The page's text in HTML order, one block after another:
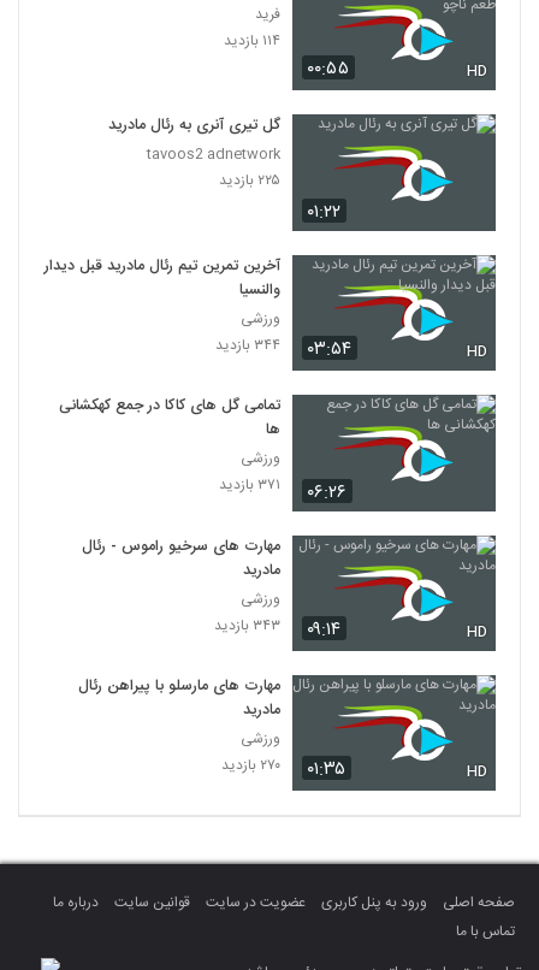
۰۰:۵۵ HD
فرید
۱۱۴ بازدید
۰۱:۲۲
گل تیری آنری به رئال مادرید
tavoos2 adnetwork
۲۲۵ بازدید
۰۳:۵۴ HD
آخرین تمرین تیم رئال مادرید قبل دیدار
والنسیا
ورزشی
۳۴۴ بازدید
۰۶:۲۶
تمامی گل های کاکا در جمع کهکشانی
ها
ورزشی
۳۷۱ بازدید
۰۹:۱۴ HD
مهارت های سرخیو راموس - رئال
مادرید
ورزشی
۳۴۳ بازدید
۰۱:۳۵ HD
مهارت های مارسلو با پیراهن رئال
مادرید
ورزشی
۲۷۰ بازدید
صفحه اصلی ورود به پنل کاربری عضویت در سایت قوانین سایت
درباره ما
تماس با ما